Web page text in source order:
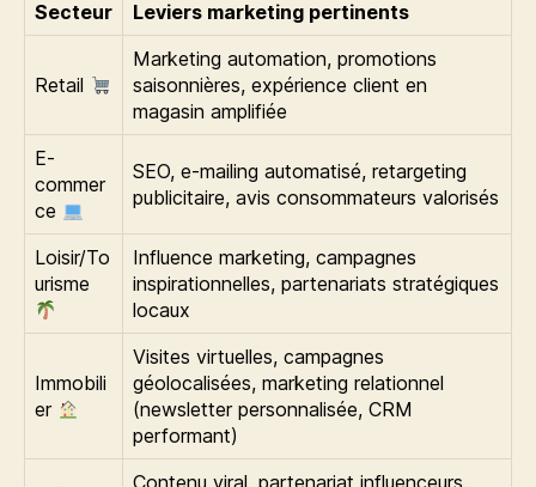
Secteur Leviers marketing pertinents
Retail
Marketing automation, promotions
saisonnières, expérience client en
magasin amplifiée
E-
commer
ce
SEO, e-mailing automatisé, retargeting
publicitaire, avis consommateurs valorisés
Loisir/To
urisme
Influence marketing, campagnes
inspirationnelles, partenariats stratégiques
locaux
Immobili
er
Visites virtuelles, campagnes
géolocalisées, marketing relationnel
(newsletter personnalisée, CRM
performant)
Contenu viral, partenariat influenceurs,